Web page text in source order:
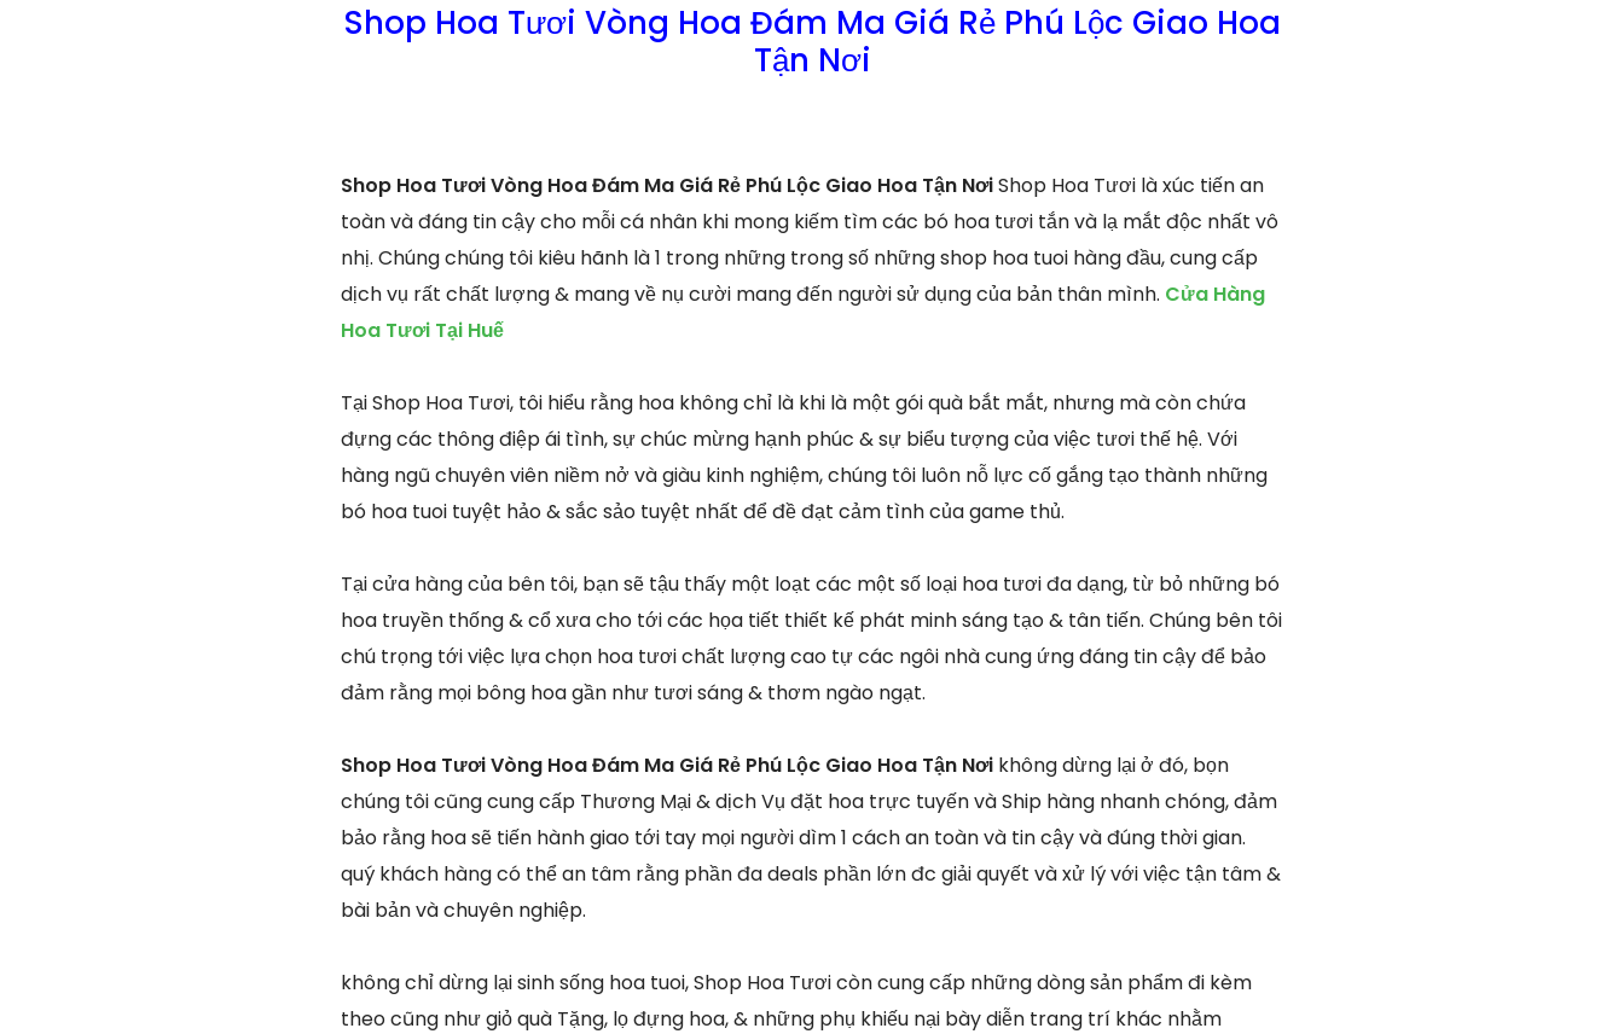
Shop Hoa Tươi Vòng Hoa Đám Ma Giá Rẻ Phú Lộc Giao Hoa
Tận Nơi
Shop Hoa Tươi Vòng Hoa Đám Ma Giá Rẻ Phú Lộc Giao Hoa Tận NơiShop Hoa Tươi là xúc tiến an
toàn và đáng tin cậy cho mỗi cá nhân khi mong kiếm tìm các bó hoa tươi tắn và lạ mắt độc nhất vô
nhị. Chúng chúng tôi kiêu hãnh là 1 trong những trong số những shop hoa tuoi hàng đầu, cung cấp
dịch vụ rất chất lượng & mang về nụ cười mang đến người sử dụng của bản thân mình. Cửa Hàng
Hoa Tươi Tại Huế
Tại Shop Hoa Tươi, tôi hiểu rằng hoa không chỉ là khi là một gói quà bắt mắt, nhưng mà còn chứa
đựng các thông điệp ái tình, sự chúc mừng hạnh phúc & sự biểu tượng của việc tươi thế hệ. Với
hàng ngũ chuyên viên niềm nở và giàu kinh nghiệm, chúng tôi luôn nỗ lực cố gắng tạo thành những
bó hoa tuoi tuyệt hảo & sắc sảo tuyệt nhất để đề đạt cảm tình của game thủ.
Tại cửa hàng của bên tôi, bạn sẽ tậu thấy một loạt các một số loại hoa tươi đa dạng, từ bỏ những bó
hoa truyền thống & cổ xưa cho tới các họa tiết thiết kế phát minh sáng tạo & tân tiến. Chúng bên tôi
chú trọng tới việc lựa chọn hoa tươi chất lượng cao tự các ngôi nhà cung ứng đáng tin cậy để bảo
đảm rằng mọi bông hoa gần như tươi sáng & thơm ngào ngạt.
Shop Hoa Tươi Vòng Hoa Đám Ma Giá Rẻ Phú Lộc Giao Hoa Tận Nơi không dừng lại ở đó, bọn
chúng tôi cũng cung cấp Thương Mại & dịch Vụ đặt hoa trực tuyến và Ship hàng nhanh chóng, đảm
bảo rằng hoa sẽ tiến hành giao tới tay mọi người dìm 1 cách an toàn và tin cậy và đúng thời gian.
quý khách hàng có thể an tâm rằng phần đa deals phần lớn đc giải quyết và xử lý với việc tận tâm &
bài bản và chuyên nghiệp.
không chỉ dừng lại sinh sống hoa tuoi, Shop Hoa Tươi còn cung cấp những dòng sản phẩm đi kèm
theo cũng như giỏ quà Tặng, lọ đựng hoa, & những phụ khiếu nại bày diễn trang trí khác nhằm